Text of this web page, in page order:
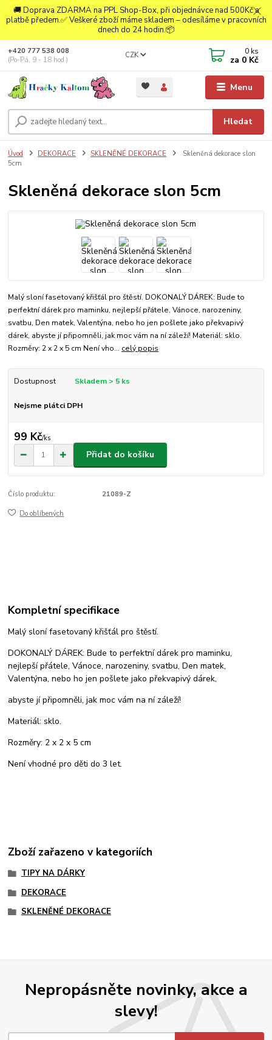
🚚 Doprava ZDARMA na PPL Shop-Box, při objednávce nad 500Kč a
platbě předem.✅ Veškeré zboží máme skladem – odesíláme v pracovních
dnech do 24 hodin.📦
Menu
CZK
Hledat
+420 777 538 008
(Po-Pá, 9 - 18 hod.)
0 ks
za 0 Kč
Úvod DEKORACE SKLENĚNÉ DEKORACE
Skleněná dekorace slon
5cm
Skleněná dekorace slon 5cm
Malý sloní fasetovaný křišťál pro štěstí. DOKONALÝ DÁREK: Bude to
perfektní dárek pro maminku, nejlepší přátele, Vánoce, narozeniny,
svatbu, Den matek, Valentýna, nebo ho jen pošlete jako překvapivý
dárek, abyste jí připomněli, jak moc vám na ní záleží! Materiál: sklo.
Rozměry: 2 x 2 x 5 cm Není vho... celý popis
Dostupnost Skladem > 5 ks
Nejsme plátci DPH
99 Kč/ks
Přidat do košíku
Číslo produktu: 21089-Z
Do oblíbených
Kompletní specifikace
Malý sloní fasetovaný křišťál pro štěstí.
DOKONALÝ DÁREK: Bude to perfektní dárek pro maminku,
nejlepší přátele, Vánoce, narozeniny, svatbu, Den matek,
Valentýna, nebo ho jen pošlete jako překvapivý dárek,
abyste jí připomněli, jak moc vám na ní záleží!
Materiál: sklo.
Rozměry: 2 x 2 x 5 cm
Není vhodné pro děti do 3 let.
Zboží zařazeno v kategoriích
TIPY NA DÁRKY
DEKORACE
SKLENĚNÉ DEKORACE
Nepropásněte novinky, akce a
slevy!